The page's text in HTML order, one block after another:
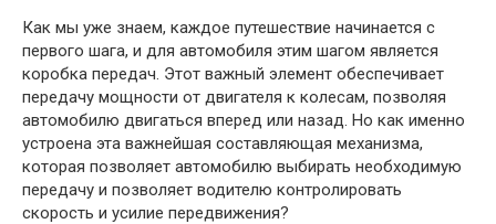
Как мы уже знаем, каждое путешествие начинается с
первого шага, и для автомобиля этим шагом является
коробка передач. Этот важный элемент обеспечивает
передачу мощности от двигателя к колесам, позволяя
автомобилю двигаться вперед или назад. Но как именно
устроена эта важнейшая составляющая механизма,
которая позволяет автомобилю выбирать необходимую
передачу и позволяет водителю контролировать
скорость и усилие передвижения?